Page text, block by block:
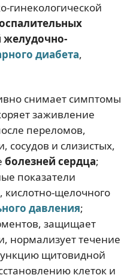
гинекологической
желудочно-
диабета,
снимает симптомы
заживление
переломов,
сосудов и слизистых,
болезней сердца;
показатели
, кислотно-щелочного
давления;
защищает
нормализует течение
щитовидной
клеток и